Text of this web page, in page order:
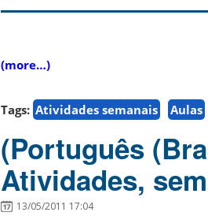
(more…)
Tags: Atividades semanais Aulas
(Português
Atividades,
13/05/2011 17:04